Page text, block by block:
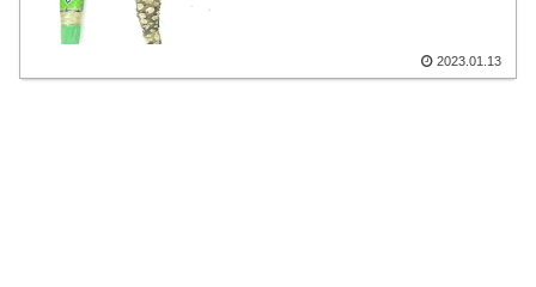
2023.01.13